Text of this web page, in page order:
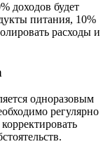
доходов будет
питания, 10%
расходы и
одноразовым
регулярно